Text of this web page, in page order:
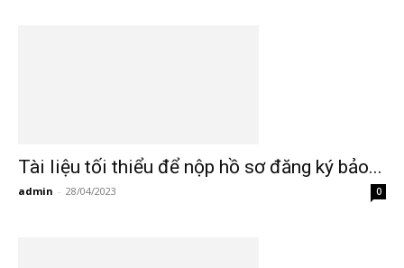
Tài liệu tối thiểu để nộp hồ sơ đăng ký bảo...
admin - 28/04/2023 0